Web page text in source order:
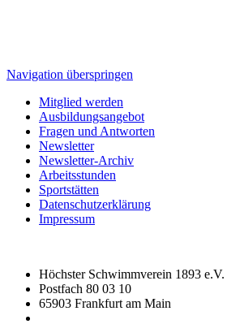
Navigation überspringen
Mitglied werden
Ausbildungsangebot
Fragen und Antworten
Newsletter
Newsletter-Archiv
Arbeitsstunden
Sportstätten
Datenschutzerklärung
Impressum
Höchster Schwimmverein 1893 e.V.
Postfach 80 03 10
65903 Frankfurt am Main